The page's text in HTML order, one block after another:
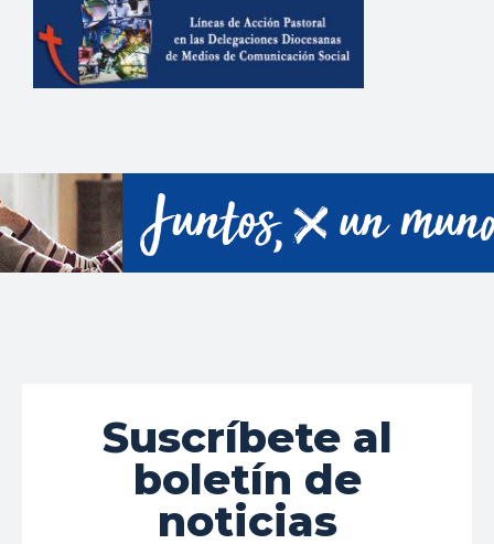
Suscríbete al
boletín de
noticias